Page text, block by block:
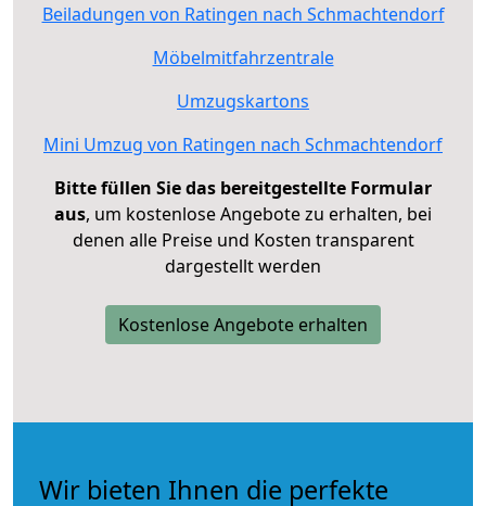
Beiladungen von Ratingen nach Schmachtendorf
Möbelmitfahrzentrale
Umzugskartons
Mini Umzug von Ratingen nach Schmachtendorf
Bitte füllen Sie das bereitgestellte Formular
aus, um kostenlose Angebote zu erhalten, bei
denen alle Preise und Kosten transparent
dargestellt werden
Kostenlose Angebote erhalten
Wir bieten Ihnen die perfekte